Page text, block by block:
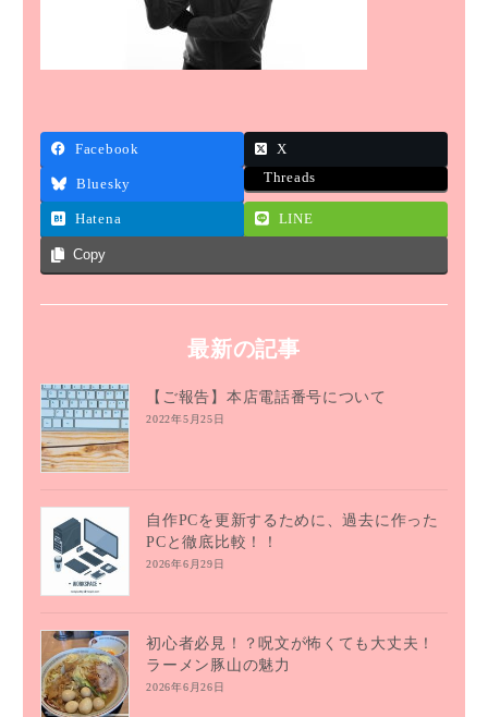
Facebook X
Bluesky Threads
Hatena LINE
Copy
最新の記事
【ご報告】本店電話番号について
2022年5月25日
自作PCを更新するために、過去に作った
PCと徹底比較！！
2026年6月29日
初心者必見！？呪文が怖くても大丈夫！
ラーメン豚山の魅力
2026年6月26日